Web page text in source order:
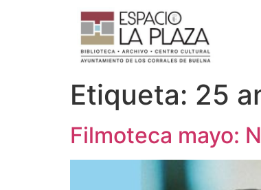
Etiqueta: 25
Filmoteca mayo: